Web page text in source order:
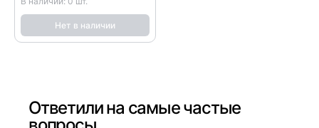
Нет в наличии
Ответили на самые частые